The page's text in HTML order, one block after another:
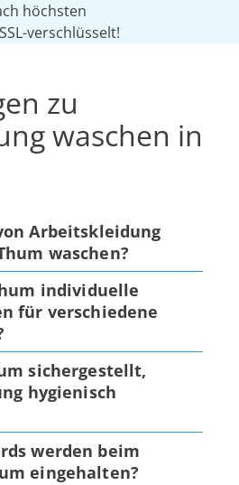
höchsten
verschlüsselt!
zu
waschen in
Arbeitskleidung
waschen?
individuelle
für verschiedene
sichergestellt,
hygienisch
werden beim
eingehalten?